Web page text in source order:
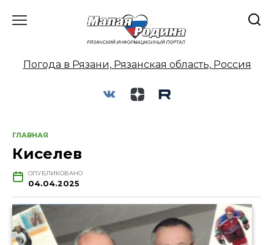
Погода в Рязани, Рязанская область, Россия
ГЛАВНАЯ
Киселев
ОПУБЛИКОВАНО
04.04.2025